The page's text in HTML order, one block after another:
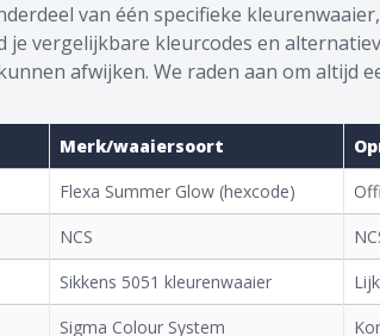
van één specifieke
je vergelijkbare kleurcodes en
afwijken. We raden aan om altijd
Merk/waaiersoort
Flexa Summer Glow (hexcode)
NCS
Sikkens 5051 kleurenwaaier
Sigma Colour System